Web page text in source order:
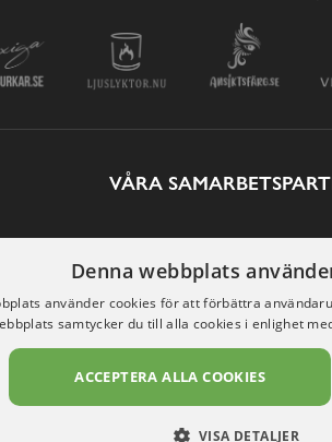
VÅRA
Denna webbplats
använder cookies för att förbättra
samtycker du till alla cookies i enlighet
ACCEPTERA ALLA COOKIES
VISA DETALJER